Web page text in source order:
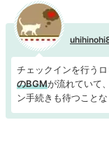
チェックインを行う
のBGMが流れていて
ン手続きも待つことな